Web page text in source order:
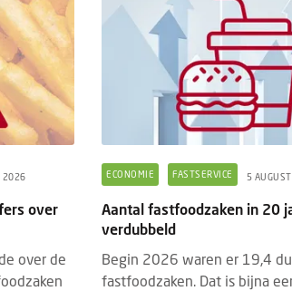
2026
over
over de
ECONOMIE FASTSERVICE 5
Aantal fastfoodzaken in 20
verdubbeld
Begin 2026 waren er 19,4
fastfoodzaken. Dat is bijna